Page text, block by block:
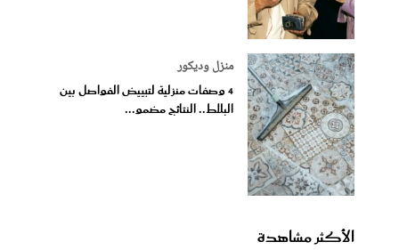
منزل وديكور
4 وصفات منزلية لتبييض الفواصل بين
البلاط.. النتائج مضمو...
الأكثر مشاهدة